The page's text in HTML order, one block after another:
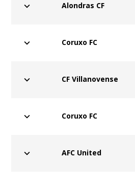
Alondras CF
Coruxo FC
CF Villanovense
Coruxo FC
AFC United